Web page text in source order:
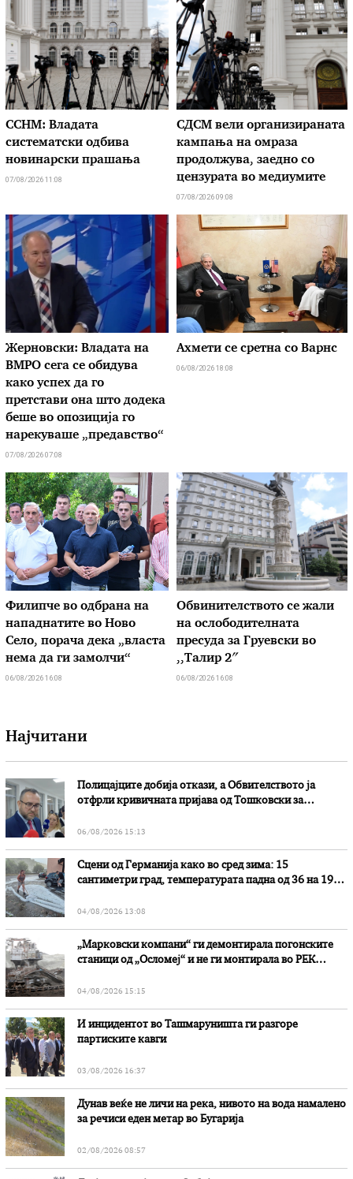
ССНМ: Владата
систематски одбива
новинарски прашања
07/08/2026 11:08
СДСМ вели организираната
кампања на омраза
продолжува, заедно со
цензурата во медиумите
07/08/2026 09:08
Жерновски: Владата на
ВМРО сега се обидува
како успех да го
претстави она што додека
беше во опозиција го
нарекуваше „предавство“
07/08/2026 07:08
Ахмети се сретна со Варнс
06/08/2026 18:08
Филипче во одбрана на
нападнатите во Ново
Село, порача дека „власта
нема да ги замолчи“
06/08/2026 16:08
Обвинителството се жали
на ослободителната
пресуда за Груевски во
,,Талир 2″
06/08/2026 16:08
Најчитани
Полицајците добија откази, а Обвителството ја
отфрли кривичната пријава од Тошковски за
06/08/2026 15:13
Сцени од Германија како во сред зима: 15
сантиметри град, температурата падна од 36 на 19
04/08/2026 13:08
„Марковски компани“ ги демонтирала погонските
станици од „Осломеј“ и не ги монтирала во РЕК
04/08/2026 15:15
И инцидентот во Ташмаруништa ги разгоре
партиските кавги
03/08/2026 16:37
Дунав веќе не личи на река, нивото на вода намалено
за речиси еден метар во Бугарија
02/08/2026 08:57